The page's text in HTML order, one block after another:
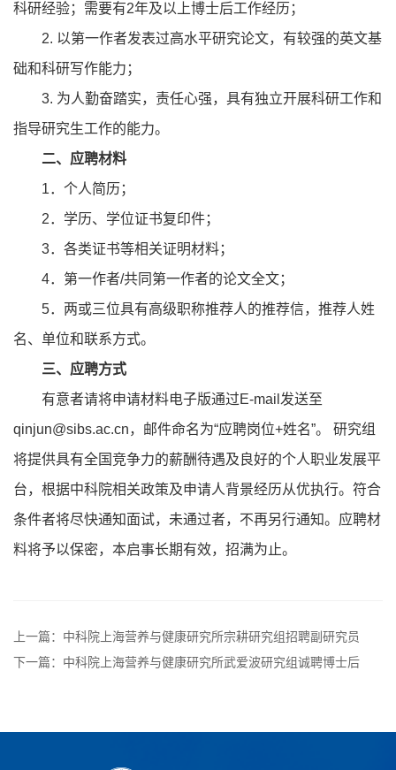
科研经验；需要有2年及以上博士后工作经历；
2. 以第一作者发表过高水平研究论文，有较强的英文基
础和科研写作能力；
3. 为人勤奋踏实，责任心强，具有独立开展科研工作和
指导研究生工作的能力。
二、应聘材料
1．个人简历；
2．学历、学位证书复印件；
3．各类证书等相关证明材料；
4．第一作者/共同第一作者的论文全文；
5．两或三位具有高级职称推荐人的推荐信，推荐人姓
名、单位和联系方式。
三、应聘方式
有意者请将申请材料电子版通过E-mail发送至
qinjun@sibs.ac.cn，邮件命名为“应聘岗位+姓名”。 研究组
将提供具有全国竞争力的薪酬待遇及良好的个人职业发展平
台，根据中科院相关政策及申请人背景经历从优执行。符合
条件者将尽快通知面试，未通过者，不再另行通知。应聘材
料将予以保密，本启事长期有效，招满为止。
上一篇：中科院上海营养与健康研究所宗耕研究组招聘副研究员
下一篇：中科院上海营养与健康研究所武爱波研究组诚聘博士后